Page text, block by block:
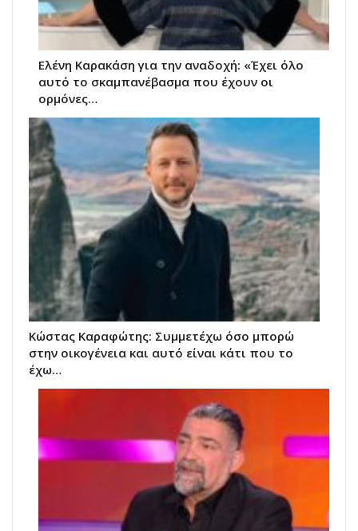
Ελένη Καρακάση για την αναδοχή: «Έχει όλο
αυτό το σκαμπανέβασμα που έχουν οι
ορμόνες…
Κώστας Καραφώτης: Συμμετέχω όσο μπορώ
στην οικογένεια και αυτό είναι κάτι που το
έχω…